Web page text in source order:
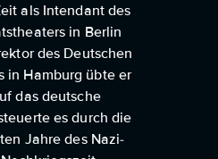
als Intendant des
in Berlin
des Deutschen
in Hamburg übte er
das deutsche
es durch die
Jahre des Nazi-